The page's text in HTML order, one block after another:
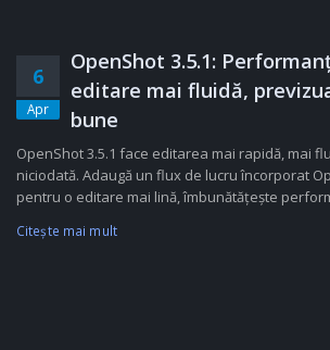
6
Apr
OpenShot 3.5.1:
editare mai fluidă,
bune
OpenShot 3.5.1 face editarea mai rapidă, mai
niciodată. Adaugă un flux de lucru încorporat
pentru o editare mai lină, îmbunătățește
Citeşte mai mult